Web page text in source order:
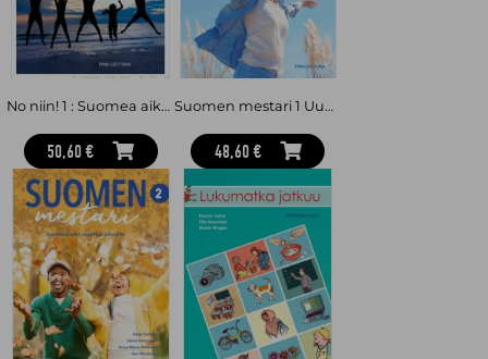
No niin! 1 : Suomea aikuisille
50,60 €
Suomen mestari 1 Uudistettu : Suomen kielen oppikirja aikuisille
48,60 €